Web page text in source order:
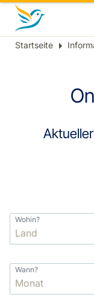
Breadcrumb
Startseite
Wohin?
Wann?